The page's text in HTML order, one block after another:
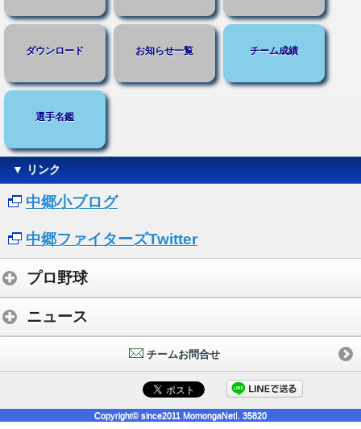
ダウンロード お知らせ一覧 チーム成績
選手名鑑
▼ リンク
中郷小ブログ
中郷ファイターズTwitter
プロ野球
ニュース
チームお問合せ
Copyright© since2011 MomongaNet!. 35820